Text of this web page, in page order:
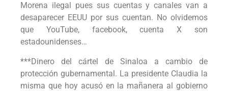
Morena ilegal pues sus cuentas y canales van a
desaparecer EEUU por sus cuentan. No olvidemos
que YouTube, facebook, cuenta X son
estadounidenses…
***Dinero del cártel de Sinaloa a cambio de
protección gubernamental. La presidente Claudia la
misma que hoy acusó en la mañanera al gobierno